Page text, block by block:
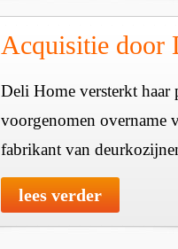
Acquisitie door
Deli Home versterkt haar
voorgenomen overname
fabrikant van
lees verder